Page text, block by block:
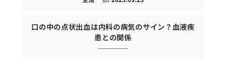
口の中の点状出血は内科の病気のサイン？血液疾
患との関係